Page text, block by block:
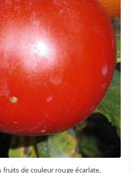
fruits de couleur rouge écarlate,